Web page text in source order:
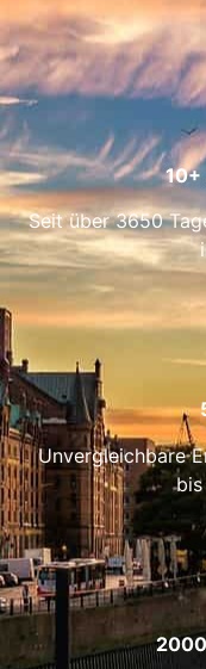
Seit über 3650
Unvergleichbare